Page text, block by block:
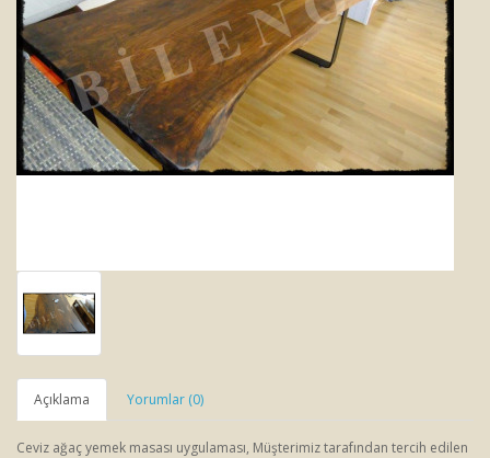
Açıklama Yorumlar (0)
Ceviz ağaç yemek masası uygulaması, Müşterimiz tarafından tercih edilen